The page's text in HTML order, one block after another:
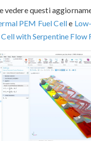
vedere questi
PEM Fuel Celle
with Serpentine Flow